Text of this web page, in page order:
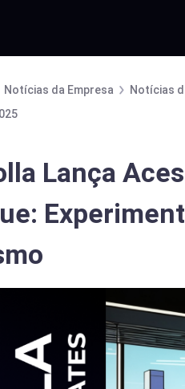
Notícias da Empresa Notícias
Lança